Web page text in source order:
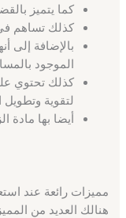
كما يتميز
كذلك تساهم
بالإضافة إلى
الموجود
كذلك تحتوي
لتقوية وتطويل
أيضا بها مادة
مميزات رائعة عند
هنالك العديد من